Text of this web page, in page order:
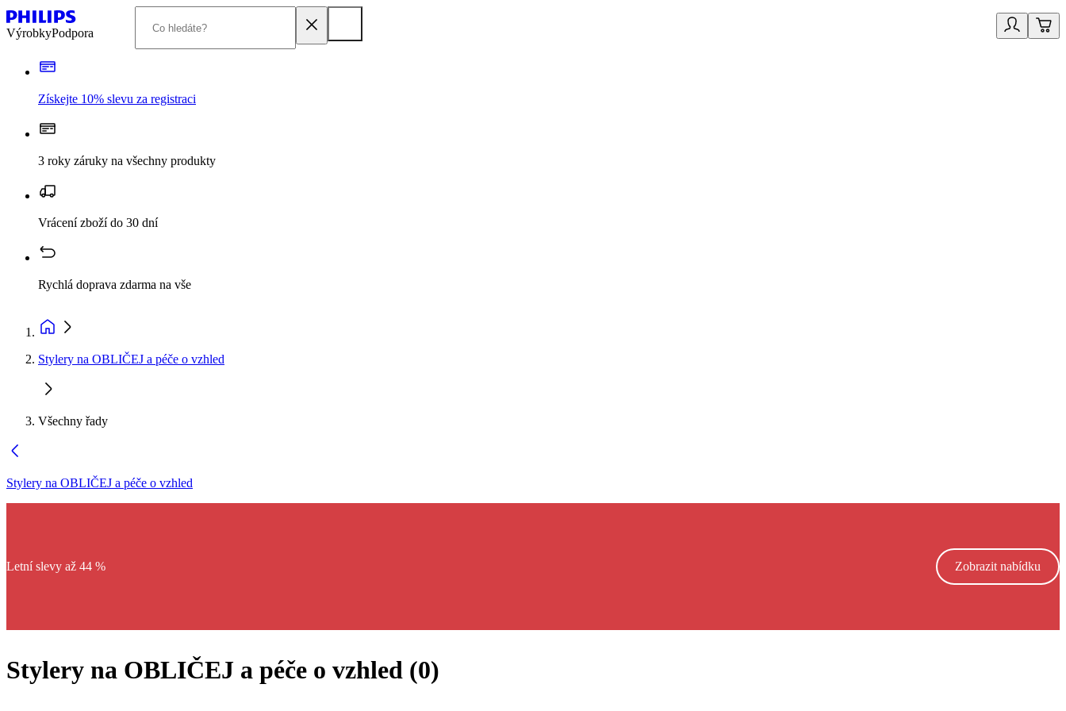
VýrobkyPodpora
Získejte 10% slevu za registraci
3 roky záruky na všechny produkty
Vrácení zboží do 30 dní
Rychlá doprava zdarma na vše
Stylery na OBLIČEJ a péče o vzhled
Všechny řady
Stylery na OBLIČEJ a péče o vzhled
Letní slevy až 44 % Zobrazit nabídku
Stylery na OBLIČEJ a péče o vzhled (0)